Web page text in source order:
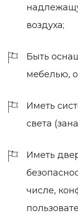
воздуха;
Быть
мебелью,
Иметь
света
Иметь
числе,